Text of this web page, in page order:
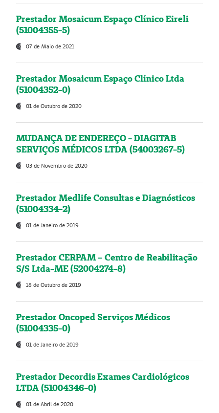
Prestador Mosaicum Espaço Clínico Eireli
(51004355-5)
07 de Maio de 2021
Prestador Mosaicum Espaço Clínico Ltda
(51004352-0)
01 de Outubro de 2020
MUDANÇA DE ENDEREÇO - DIAGITAB
SERVIÇOS MÉDICOS LTDA (54003267-5)
03 de Novembro de 2020
Prestador Medlife Consultas e Diagnósticos
(51004334-2)
01 de Janeiro de 2019
Prestador CERPAM – Centro de Reabilitação
S/S Ltda-ME (52004274-8)
18 de Outubro de 2019
Prestador Oncoped Serviços Médicos
(51004335-0)
01 de Janeiro de 2019
Prestador Decordis Exames Cardiológicos
LTDA (51004346-0)
01 de Abril de 2020